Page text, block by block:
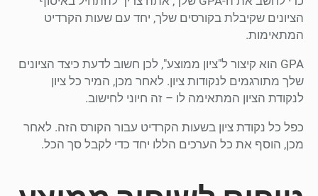
הציונים שקיבלת בקורסים שלך, יחד עם שעות הקרדיט
המתאימות.
GPA הוא קיצור ל"ציון ממוצע", לכן חשוב לדעת כיצד הציונים
שלך מתורגמים לנקודות ציון. לאחר מכן, המיר כל ציון
לנקודת הציון המתאימה לו – זה חיוני לחישוב.
כפל כל נקודת ציון בשעות הקרדיט עבור הקורס הזה. לאחר
מכן, הוסף את כל הערכים הללו יחד כדי לקבל סך הכל.